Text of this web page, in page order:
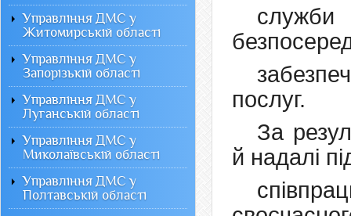
послуг.
За
й надалі
Управління ДМС у
Житомирській області
Управління ДМС у
Запорізькій області
Управління ДМС у
Луганській області
Управління ДМС у
Миколаївській області
Управління ДМС у
Полтавській області